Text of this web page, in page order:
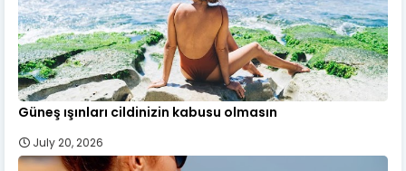
Güneş ışınları cildinizin kabusu olmasın
July 20, 2026